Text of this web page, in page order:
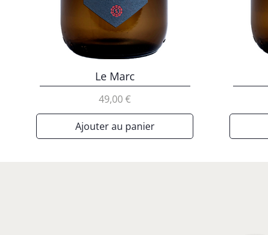
Le Marc
Prix
49,00 €
Ajouter au panier